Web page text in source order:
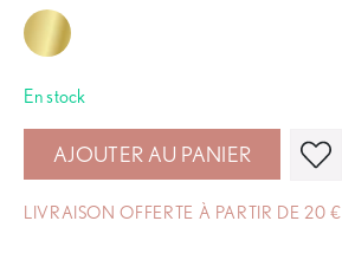
En stock
AJOUTER AU PANIER
LIVRAISON OFFERTE À PARTIR DE 20 €